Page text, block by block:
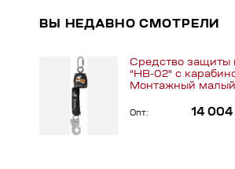
ВЫ НЕДАВНО СМОТРЕЛИ
Средство защиты
"НВ-02" с
Монтажный
Опт: 14 004